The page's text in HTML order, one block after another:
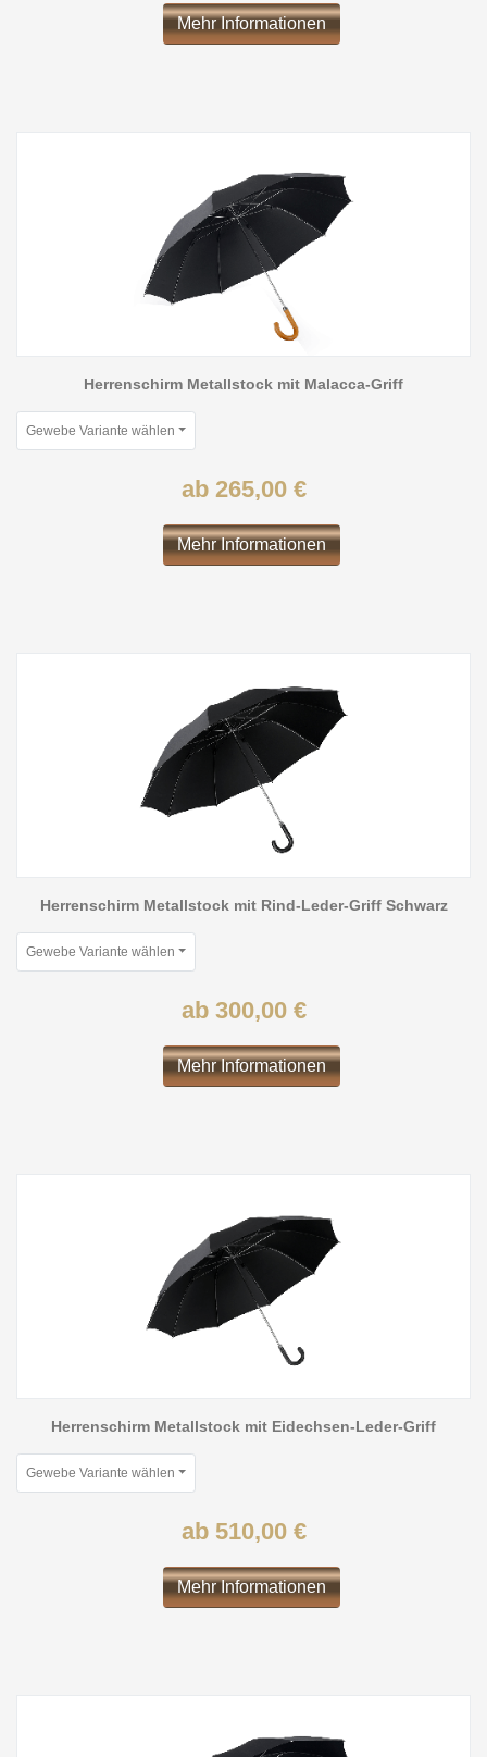
Mehr Informationen
Herrenschirm Metallstock mit Malacca-Griff
Gewebe Variante wählen
ab 265,00 €
Mehr Informationen
Herrenschirm Metallstock mit Rind-Leder-Griff Schwarz
Gewebe Variante wählen
ab 300,00 €
Mehr Informationen
Herrenschirm Metallstock mit Eidechsen-Leder-Griff
Gewebe Variante wählen
ab 510,00 €
Mehr Informationen